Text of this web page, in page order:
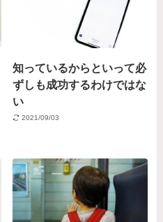
知っているからといって必
ずしも成功するわけではな
い
2021/09/03